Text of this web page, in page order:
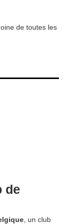
de toutes les
de
, un club